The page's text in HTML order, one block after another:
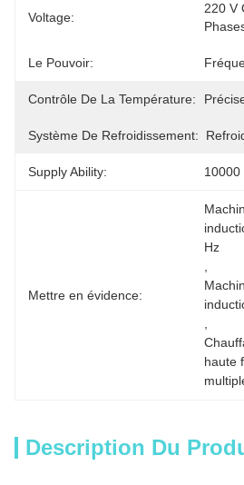
Voltage:
220 V
Le Pouvoir:
Contrôle De La Température:
Système De Refroidissement:
Supply Ability: 10000
Mettre en évidence:
Hz
haute
Description Du